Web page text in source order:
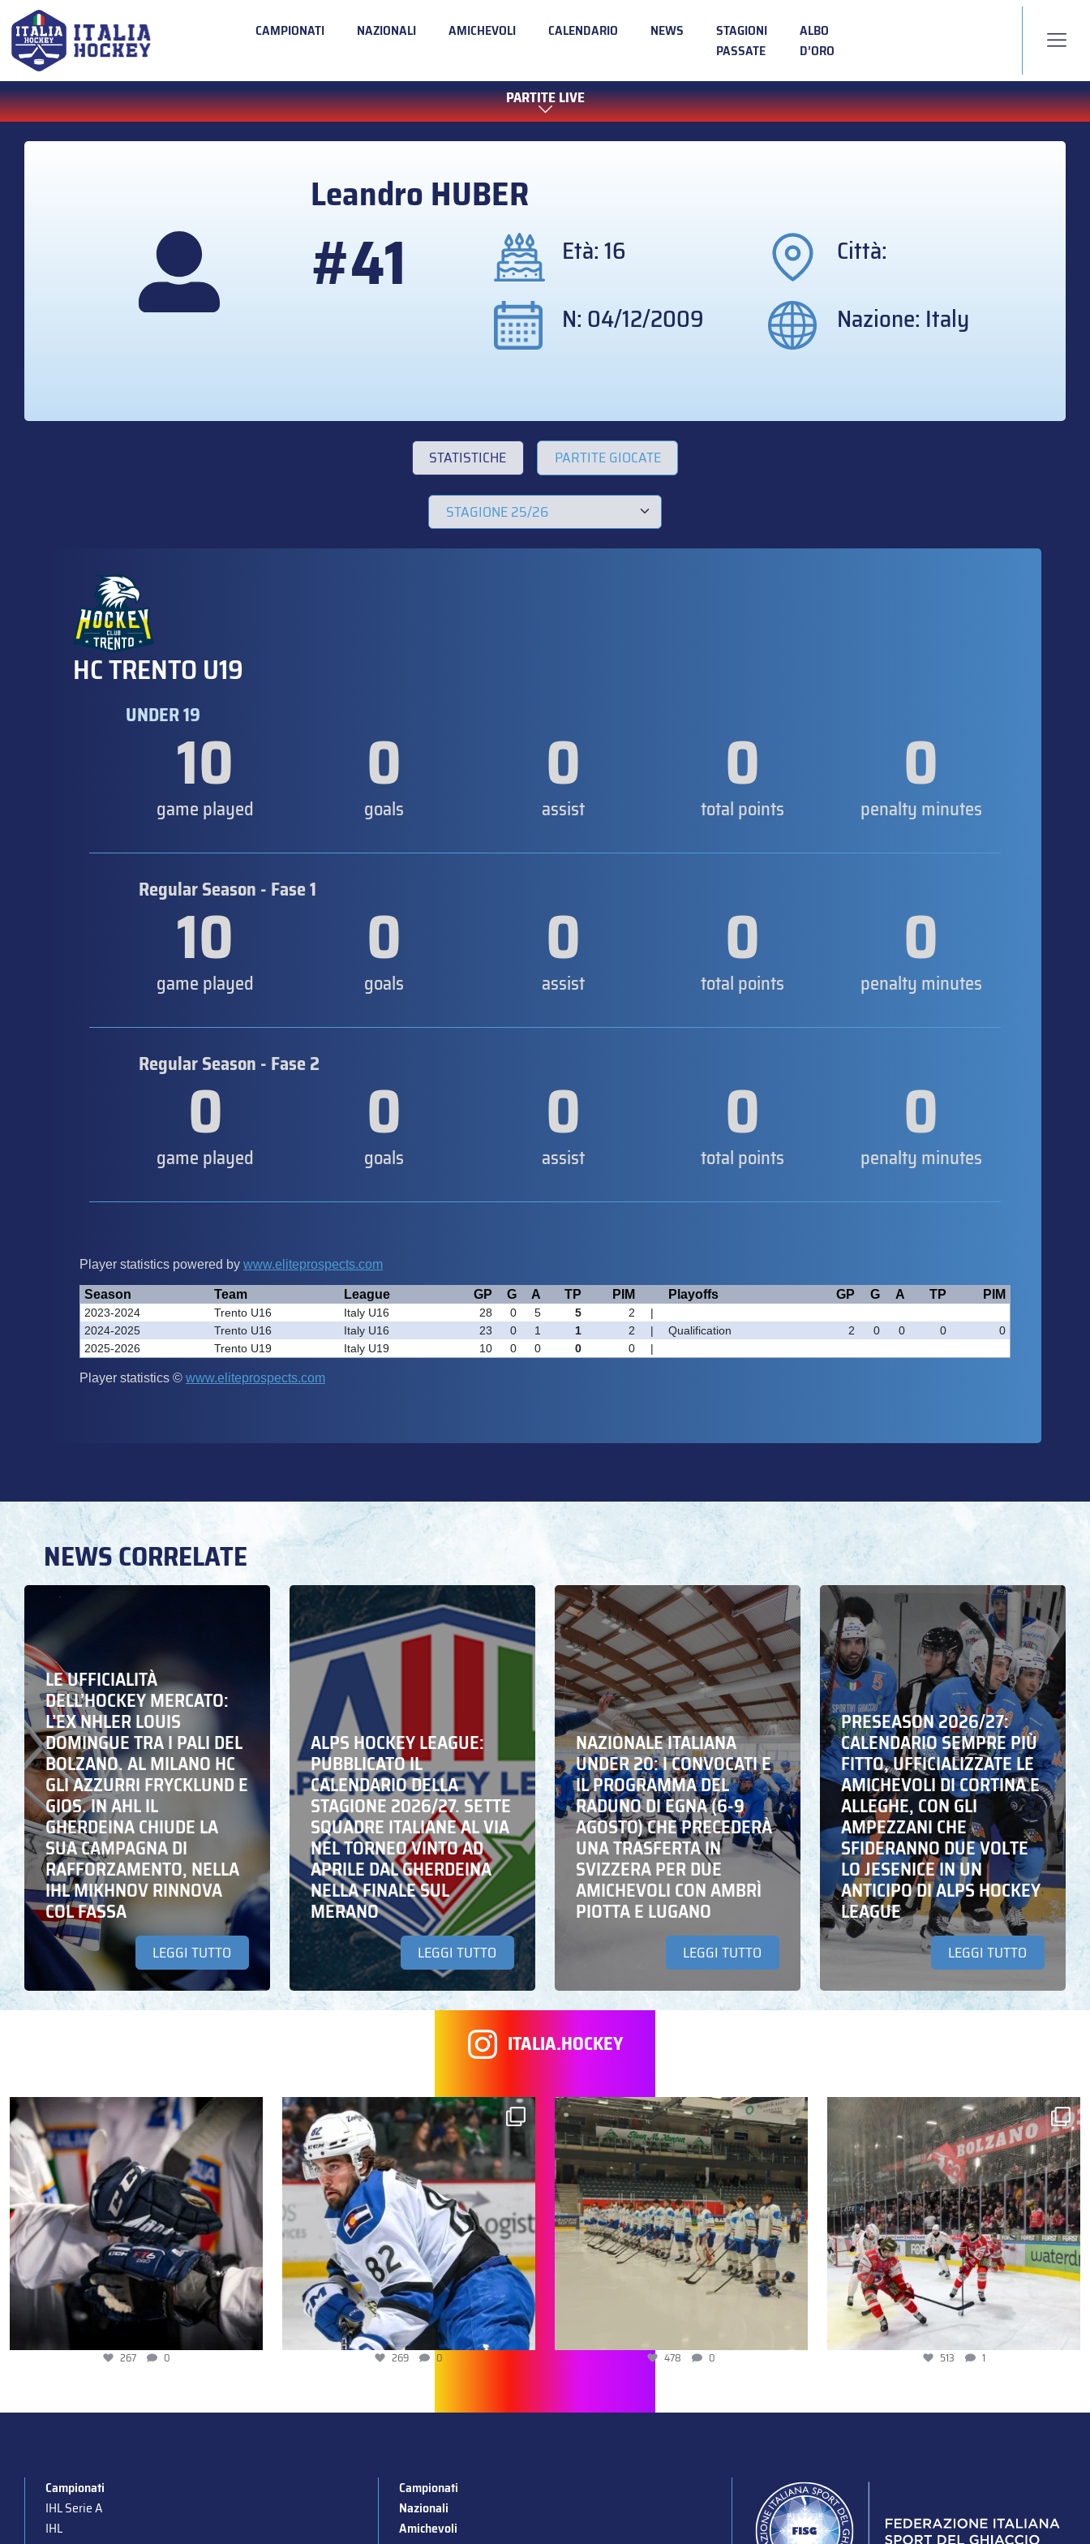
CAMPIONATI NAZIONALI AMICHEVOLI CALENDARIO NEWS
STAGIONI
PASSATE
ALBO
D’ORO
PARTITE LIVE
LeandroHUBER
#41 Età: 16
Città:
N: 04/12/2009
Nazione: Italy
STATISTICHE PARTITE GIOCATE
HC TRENTO U19
UNDER 1910
game played 0
goals 0
assist 0
total points 0
penalty minutes
Regular Season - Fase 1
10
game played 0
goals 0
assist 0
total points 0
penalty minutes
Regular Season - Fase 2
0
game played 0
goals 0
assist 0
total points 0
penalty minutes
NEWS CORRELATE
LE UFFICIALITÀ
DELL’HOCKEY MERCATO:
L’EX NHLER LOUIS
DOMINGUE TRA I PALI DEL
BOLZANO. AL MILANO HC
GLI AZZURRI FRYCKLUND E
GIOS. IN AHL IL
GHERDEINA CHIUDE LA
SUA CAMPAGNA DI
RAFFORZAMENTO, NELLA
IHL MIKHNOV RINNOVA
COL FASSA
LEGGI TUTTO
ALPS HOCKEY LEAGUE:
PUBBLICATO IL
CALENDARIO DELLA
STAGIONE 2026/27. SETTE
SQUADRE ITALIANE AL VIA
NEL TORNEO VINTO AD
APRILE DAL GHERDEINA
NELLA FINALE SUL
MERANO
LEGGI TUTTO
NAZIONALE ITALIANA
UNDER 20: I CONVOCATI E
IL PROGRAMMA DEL
RADUNO DI EGNA (6-9
AGOSTO) CHE PRECEDERÀ
UNA TRASFERTA IN
SVIZZERA PER DUE
AMICHEVOLI CON AMBRÌ
PIOTTA E LUGANO
LEGGI TUTTO
PRESEASON 2026/27:
CALENDARIO SEMPRE PIÙ
FITTO, UFFICIALIZZATE LE
AMICHEVOLI DI CORTINA E
ALLEGHE, CON GLI
AMPEZZANI CHE
SFIDERANNO DUE VOLTE
LO JESENICE IN UN
ANTICIPO DI ALPS HOCKEY
LEAGUE
LEGGI TUTTO
ITALIA.HOCKEY
267 0 269 0 478 0 513 1
Campionati
IHL Serie A
IHL
Campionati
Nazionali
Amichevoli